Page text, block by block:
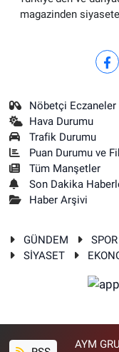
magazinden
Nöbetçi Eczaneler
Hava Durumu
Trafik Durumu
Puan Durumu ve
Tüm Manşetler
Son Dakika
Haber Arşivi
GÜNDEM SPOR
SİYASET
AYM